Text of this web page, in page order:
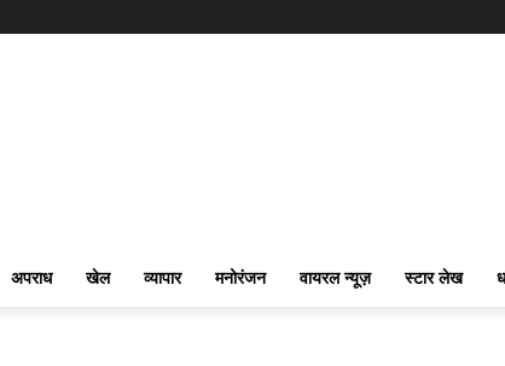
अपराध खेल व्यापार मनोरंजन वायरल न्यूज़ स्टार लेख